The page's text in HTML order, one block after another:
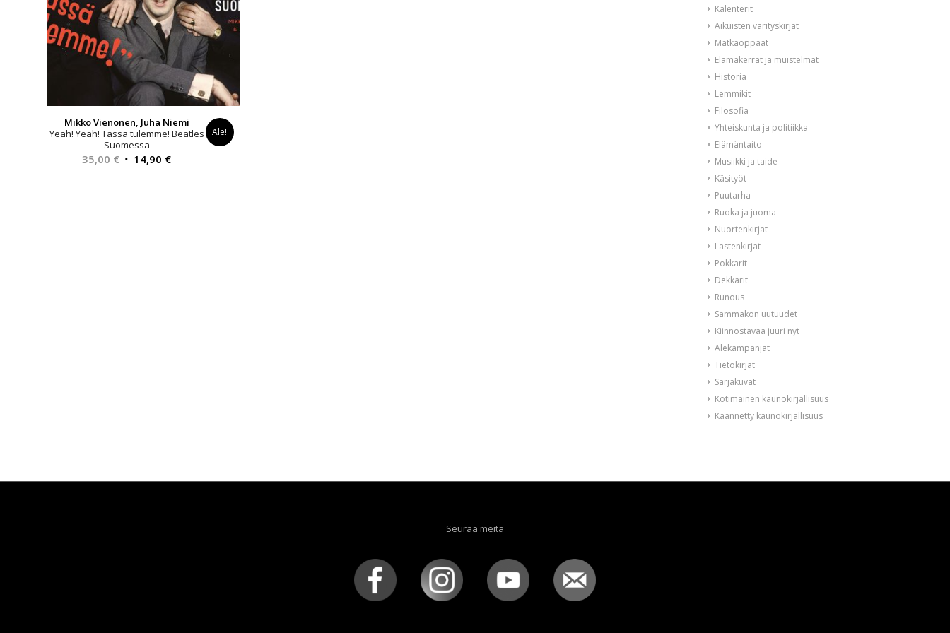
Mikko Vienonen, Juha Niemi
Yeah! Yeah! Tässä tulemme! Beatles
Suomessa
35,00€ Alkuperäinen
14,90 €Nykyinen
Ale!
Kalenterit
Aikuisten värityskirjat
Matkaoppaat
Elämäkerrat ja muistelmat
Historia
Lemmikit
Filosofia
Yhteiskunta ja politiikka
Elämäntaito
Musiikki ja taide
Käsityöt
Puutarha
Ruoka ja juoma
Nuortenkirjat
Lastenkirjat
Pokkarit
Dekkarit
Runous
Sammakon uutuudet
Kiinnostavaa juuri nyt
Alekampanjat
Tietokirjat
Sarjakuvat
Kotimainen kaunokirjallisuus
Käännetty kaunokirjallisuus
Seuraa meitä